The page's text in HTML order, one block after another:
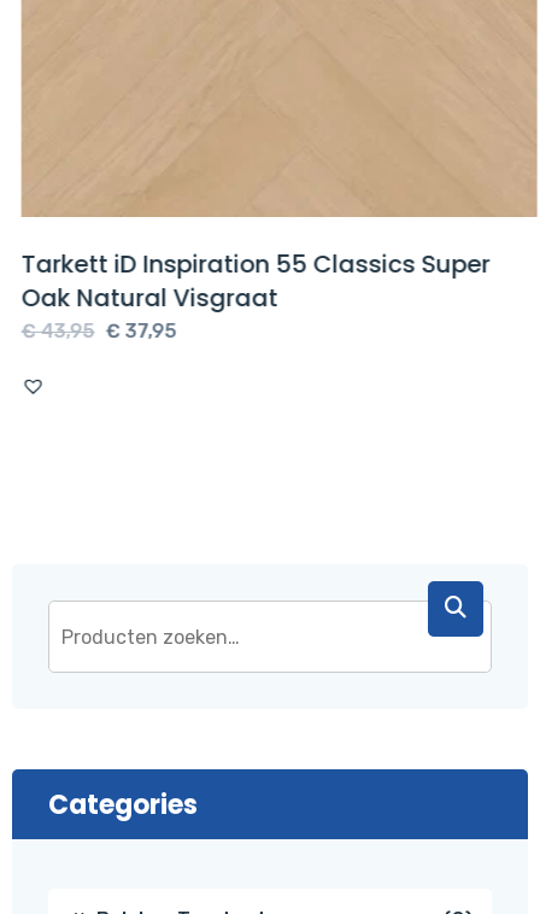
Tarkett iD Inspiration 55 Classics Super
Oak Natural Visgraat
€43,95
Oorspronkelijke
€37,95Huidige
Categories